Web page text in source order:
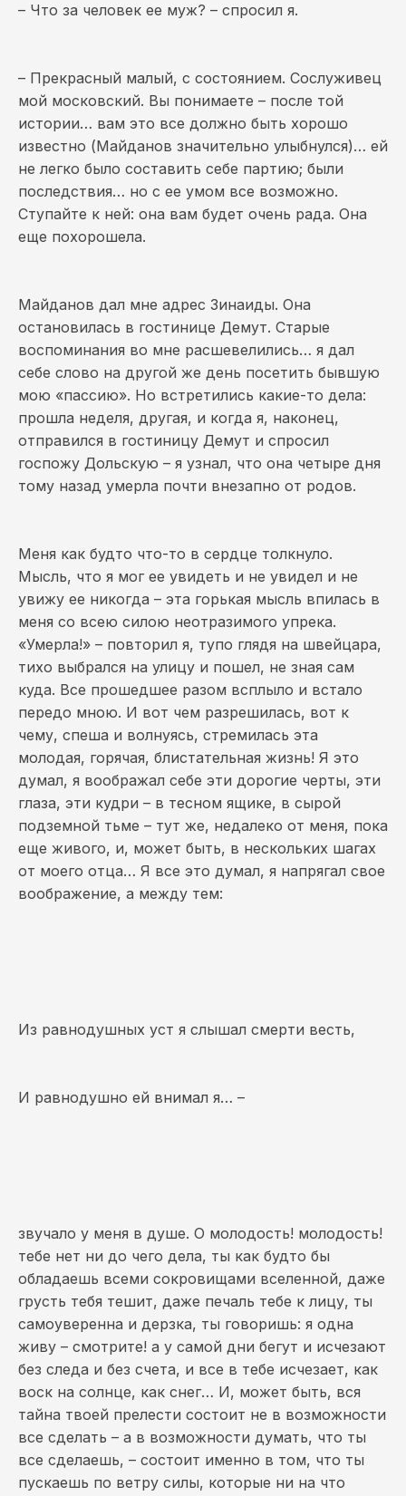
– Что за человек ее муж? – спросил я.
– Прекрасный малый, с состоянием. Сослуживец
мой московский. Вы понимаете – после той
истории… вам это все должно быть хорошо
известно (Майданов значительно улыбнулся)… ей
не легко было составить себе партию; были
последствия… но с ее умом все возможно.
Ступайте к ней: она вам будет очень рада. Она
еще похорошела.
Майданов дал мне адрес Зинаиды. Она
остановилась в гостинице Демут. Старые
воспоминания во мне расшевелились… я дал
себе слово на другой же день посетить бывшую
мою «пассию». Но встретились какие-то дела:
прошла неделя, другая, и когда я, наконец,
отправился в гостиницу Демут и спросил
госпожу Дольскую – я узнал, что она четыре дня
тому назад умерла почти внезапно от родов.
Меня как будто что-то в сердце толкнуло.
Мысль, что я мог ее увидеть и не увидел и не
увижу ее никогда – эта горькая мысль впилась в
меня со всею силою неотразимого упрека.
«Умерла!» – повторил я, тупо глядя на швейцара,
тихо выбрался на улицу и пошел, не зная сам
куда. Все прошедшее разом всплыло и встало
передо мною. И вот чем разрешилась, вот к
чему, спеша и волнуясь, стремилась эта
молодая, горячая, блистательная жизнь! Я это
думал, я воображал себе эти дорогие черты, эти
глаза, эти кудри – в тесном ящике, в сырой
подземной тьме – тут же, недалеко от меня, пока
еще живого, и, может быть, в нескольких шагах
от моего отца… Я все это думал, я напрягал свое
воображение, а между тем:
Из равнодушных уст я слышал смерти весть,
И равнодушно ей внимал я… –
звучало у меня в душе. О молодость! молодость!
тебе нет ни до чего дела, ты как будто бы
обладаешь всеми сокровищами вселенной, даже
грусть тебя тешит, даже печаль тебе к лицу, ты
самоуверенна и дерзка, ты говоришь: я одна
живу – смотрите! а у самой дни бегут и исчезают
без следа и без счета, и все в тебе исчезает, как
воск на солнце, как снег… И, может быть, вся
тайна твоей прелести состоит не в возможности
все сделать – а в возможности думать, что ты
все сделаешь, – состоит именно в том, что ты
пускаешь по ветру силы, которые ни на что